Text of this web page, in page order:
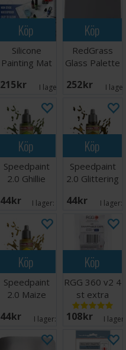
4
Köp
Silicone
Painting Mat
215 SEK I lager: 4
Köp
RedGrass
Glass Palette
252 SEK I
Köp
Speedpaint
2.0 Ghillie
44 SEK I lager:
Köp
Speedpaint
2.0 Glittering
44 SEK I lager:
Köp
Speedpaint
2.0 Maize
44 SEK I lager:
Köp
RGG 360 v2 4
st extra
korkar
108 SEK I